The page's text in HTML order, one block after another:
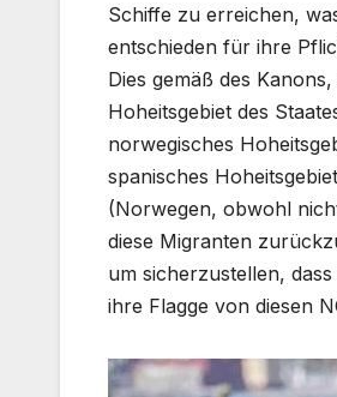
Schiffe zu erreichen,
entschieden für ihre
Dies gemäß des
Hoheitsgebiet des
norwegisches
spanisches
(Norwegen, obwohl
diese Migranten
um sicherzustellen,
ihre Flagge von diesen